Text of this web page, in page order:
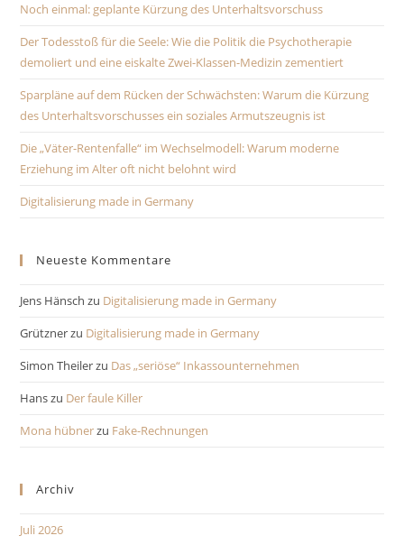
Noch einmal: geplante Kürzung des Unterhaltsvorschuss
Der Todesstoß für die Seele: Wie die Politik die Psychotherapie
demoliert und eine eiskalte Zwei-Klassen-Medizin zementiert
Sparpläne auf dem Rücken der Schwächsten: Warum die Kürzung
des Unterhaltsvorschusses ein soziales Armutszeugnis ist
Die „Väter-Rentenfalle“ im Wechselmodell: Warum moderne
Erziehung im Alter oft nicht belohnt wird
Digitalisierung made in Germany
Neueste Kommentare
Jens Hänsch zu Digitalisierung made in Germany
Grütznerzu Digitalisierung made in Germany
Simon Theilerzu Das „seriöse“ Inkassounternehmen
Hanszu Der faule Killer
Mona hübnerzu Fake-Rechnungen
Archiv
Juli 2026